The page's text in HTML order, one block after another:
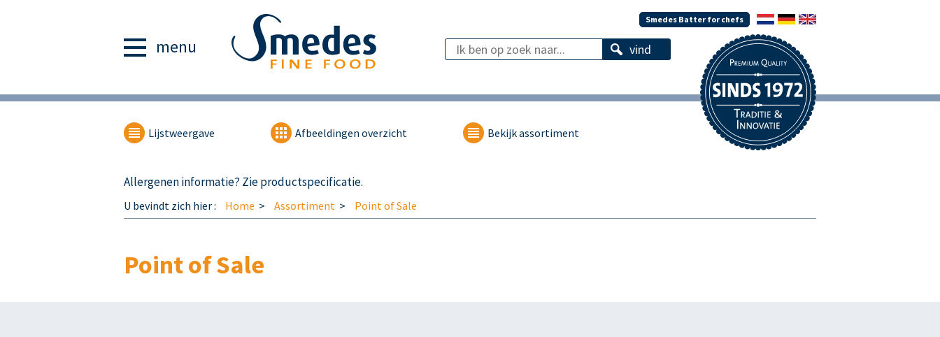
menu
Smedes Batter for chefs
Lijstweergave Afbeeldingen overzicht Bekijk assortiment
Allergenen informatie? Zie productspecificatie.
U bevindt zich hier : Home Assortiment Point of Sale
Point of Sale